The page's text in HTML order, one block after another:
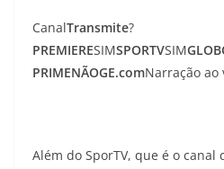
CanalTransmite?
PREMIERESIMSPORTVSIM
PRIMENÃOGE.comNarração ao
Além do SporTV, que é o canal